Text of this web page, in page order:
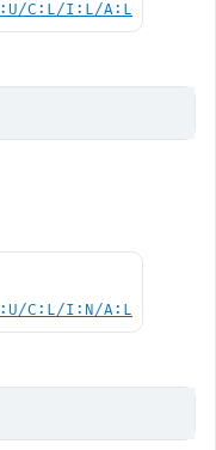
C:L/I:L/A:L
C:L/I:N/A:L